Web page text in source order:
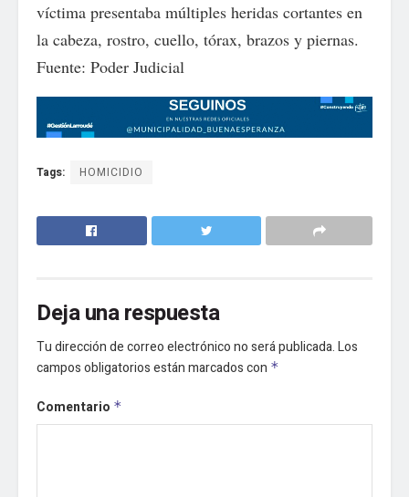
víctima presentaba múltiples heridas cortantes en
la cabeza, rostro, cuello, tórax, brazos y piernas.
Fuente: Poder Judicial
Tags: HOMICIDIO
Deja una respuesta
Tu dirección de correo electrónico no será publicada.Los
campos obligatorios están marcados con *
Comentario *